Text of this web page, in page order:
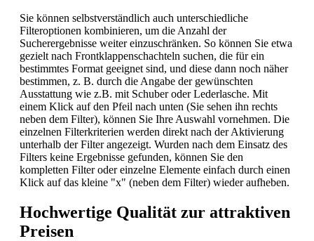
Sie können selbstverständlich auch unterschiedliche
Filteroptionen kombinieren, um die Anzahl der
Sucherergebnisse weiter einzuschränken. So können Sie etwa
gezielt nach Frontklappenschachteln suchen, die für ein
bestimmtes Format geeignet sind, und diese dann noch näher
bestimmen, z. B. durch die Angabe der gewünschten
Ausstattung wie z.B. mit Schuber oder Lederlasche. Mit
einem Klick auf den Pfeil nach unten (Sie sehen ihn rechts
neben dem Filter), können Sie Ihre Auswahl vornehmen. Die
einzelnen Filterkriterien werden direkt nach der Aktivierung
unterhalb der Filter angezeigt. Wurden nach dem Einsatz des
Filters keine Ergebnisse gefunden, können Sie den
kompletten Filter oder einzelne Elemente einfach durch einen
Klick auf das kleine "x" (neben dem Filter) wieder aufheben.
Hochwertige Qualität zur attraktiven
Preisen